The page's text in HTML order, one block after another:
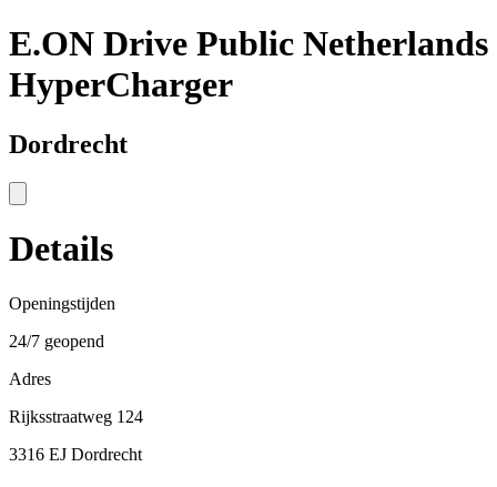
E.ON Drive Public Netherlands
HyperCharger
Dordrecht
Details
Openingstijden
24/7 geopend
Adres
Rijksstraatweg 124
3316 EJ Dordrecht